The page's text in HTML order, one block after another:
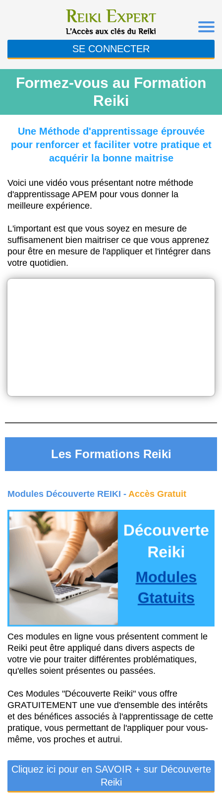
SE CONNECTER
Formez-vous au Formation
Reiki
Une Méthode d'apprentissage éprouvée
pour renforcer et faciliter votre pratique et
acquérir la bonne maitrise
Voici une vidéo vous présentant notre méthode
d'apprentissage APEM pour vous donner la
meilleure expérience.
L'important est que vous soyez en mesure de
suffisamenent bien maitriser ce que vous apprenez
pour être en mesure de l'appliquer et l'intégrer dans
votre quotidien.
Les Formations Reiki
Modules Découverte REIKI - Accès Gratuit
Ces modules en ligne vous présentent comment le
Reiki peut être appliqué dans divers aspects de
votre vie pour traiter différentes problématiques,
qu'elles soient présentes ou passées.
Ces Modules "Découverte Reiki" vous offre
GRATUITEMENT une vue d'ensemble des intérêts
et des bénéfices associés à l'apprentissage de cette
pratique, vous permettant de l'appliquer pour vous-
même, vos proches et autrui.
Cliquez ici pour en SAVOIR + sur Découverte
Reiki